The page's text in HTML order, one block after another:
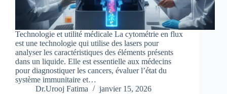
Technologie et utilité médicale La cytométrie en flux
est une technologie qui utilise des lasers pour
analyser les caractéristiques des éléments présents
dans un liquide. Elle est essentielle aux médecins
pour diagnostiquer les cancers, évaluer l’état du
système immunitaire et…
Dr.Urooj Fatima
janvier 15, 2026